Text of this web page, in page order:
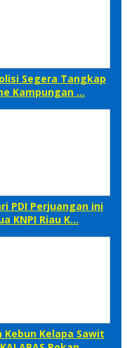
Segera Tangkap
Kampungan …
PDI Perjuangan ini
KNPI Riau K…
Kelapa Sawit